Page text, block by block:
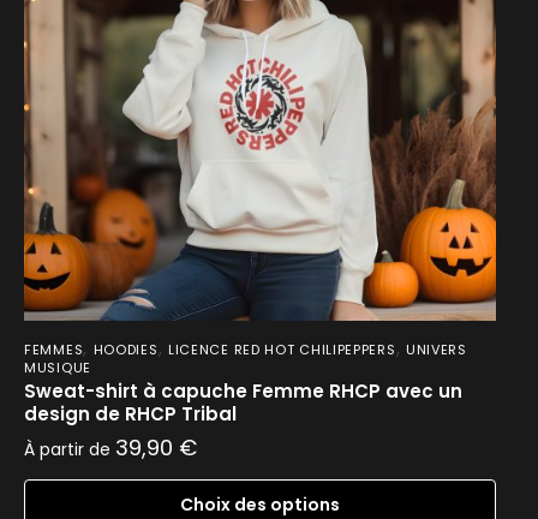
FEMMES, HOODIES, LICENCE RED HOT CHILIPEPPERS, UNIVERS
MUSIQUE
Sweat-shirt à capuche Femme RHCP avec un
design de RHCP Tribal
À partir de 39,90 €
Choix des options